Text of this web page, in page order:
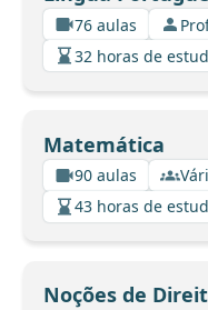
76 aulas
32 horas de
Matemática
90 aulas
43 horas de
Noções de